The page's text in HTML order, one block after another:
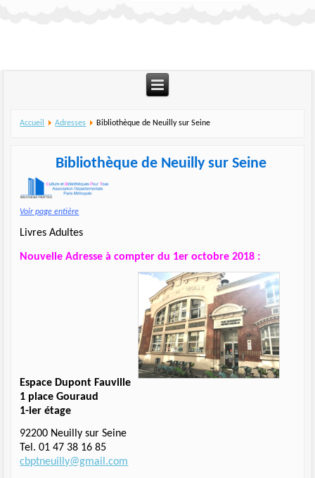
Accueil Adresses Bibliothèque de Neuilly sur Seine
Bibliothèque de Neuilly sur Seine
Voir page entière
Livres Adultes
Nouvelle Adresse à compter du 1er octobre 2018 :
Espace Dupont Fauville
1 place Gouraud
1-ier étage
92200 Neuilly sur Seine
Tel. 01 47 38 16 85
cbptneuilly@gmail.com